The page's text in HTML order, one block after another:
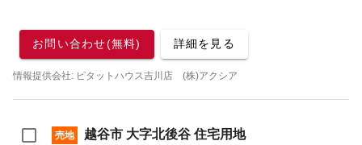
お問い合わせ(無料) 詳細を見る
情報提供会社: ピタットハウス吉川店 (株)アクシア
売地 越谷市 大字北後谷 住宅用地